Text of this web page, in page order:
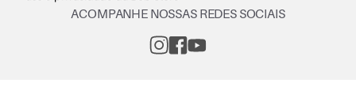
ACOMPANHE NOSSAS REDES SOCIAIS